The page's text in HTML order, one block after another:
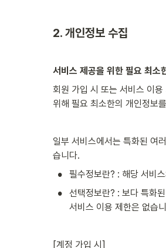
2. 개인정보 수집
서비스 제공을 위한 필요 최소
회원 가입 시 또는 서비스 이
위해 필요 최소한의 개인정보
일부 서비스에서는 특화된 여
습니다.
• 필수정보란? : 해당 서비
•
선택정보란? : 보다 특화
서비스 이용 제한은 없습
[계정 가입 시]